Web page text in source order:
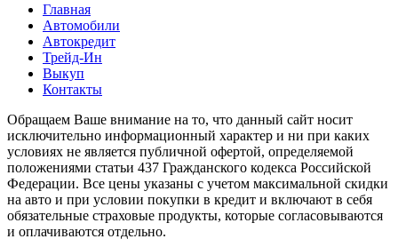
Главная
Автомобили
Автокредит
Трейд-Ин
Выкуп
Контакты
Обращаем Ваше внимание на то, что данный сайт носит
исключительно информационный характер и ни при каких
условиях не является публичной офертой, определяемой
положениями статьи 437 Гражданского кодекса Российской
Федерации. Все цены указаны с учетом максимальной скидки
на авто и при условии покупки в кредит и включают в себя
обязательные страховые продукты, которые согласовываются
и оплачиваются отдельно.